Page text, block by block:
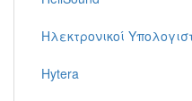
Ηλεκτρονικοί
Hytera